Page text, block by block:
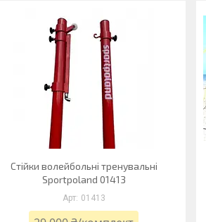
Стійки волейбольні тренувальні
Sportpoland 01413
01413